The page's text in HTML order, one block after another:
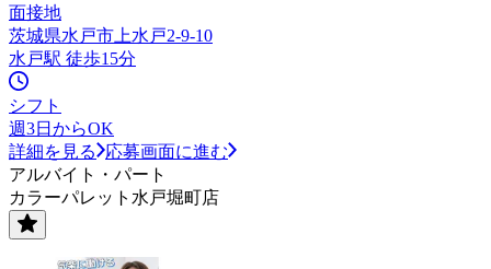
面接地
茨城県水戸市上水戸2-9-10
水戸駅 徒歩15分
シフト
週3日からOK
詳細を見る
応募画面に進む
アルバイト・パート
カラーパレット水戸堀町店